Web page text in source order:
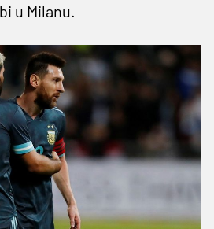
u Milanu.